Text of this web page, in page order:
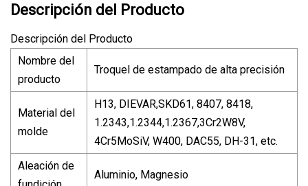
Descripción del Producto
Descripción del Producto
Nombre del
producto
Troquel de estampado de alta precisión
Material del
molde
H13, DIEVAR,SKD61, 8407, 8418,
1.2343,1.2344,1.2367,3Cr2W8V,
4Cr5MoSiV, W400, DAC55, DH-31, etc.
Aleación de
Aluminio, Magnesio